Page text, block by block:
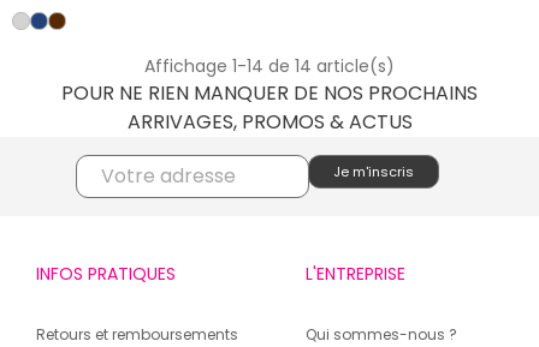
Affichage 1-14 de 14 article(s)
POUR NE RIEN MANQUER DE NOS PROCHAINS
ARRIVAGES, PROMOS & ACTUS
INFOS PRATIQUES
Retours et remboursements
L'ENTREPRISE
Qui sommes-nous ?